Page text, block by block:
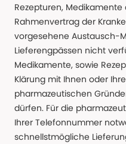
Rezepturen,
Rahmenvertrag der
vorgesehene Austausch-
Lieferengpässen nicht
Medikamente, sowie
Klärung mit Ihnen oder
pharmazeutischen
dürfen. Für die
Ihrer Telefonnummer
schnellstmögliche